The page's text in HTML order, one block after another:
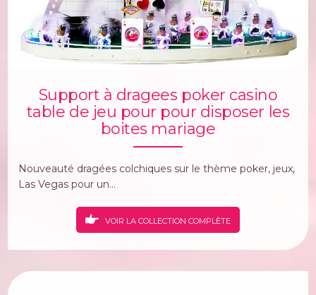
Support à dragees poker casino
table de jeu pour pour disposer les
boites mariage
Nouveauté dragées colchiques sur le thème poker, jeux,
Las Vegas pour un...
VOIR LA COLLECTION COMPLÈTE